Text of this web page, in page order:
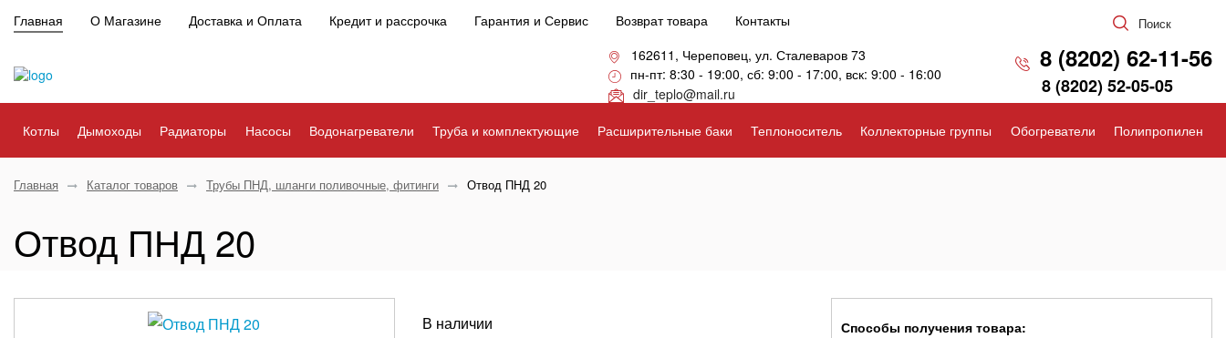
Главная О Магазине Доставка и Оплата Кредит и рассрочка Гарантия и Сервис Возврат товара Контакты Поиск
162611, Череповец, ул. Сталеваров 73
пн-пт: 8:30 - 19:00, сб: 9:00 - 17:00, вск: 9:00 - 16:00
dir_teplo@mail.ru
8 (8202) 62-11-56
8 (8202) 52-05-05
Котлы Дымоходы Радиаторы Насосы Водонагреватели Труба и комплектующие Расширительные баки Теплоноситель Коллекторные группы Обогреватели Полипропилен
Главная Каталог товаров Трубы ПНД, шланги поливочные, фитинги Отвод ПНД 20
Отвод ПНД 20
В наличии
Способы получения товара: